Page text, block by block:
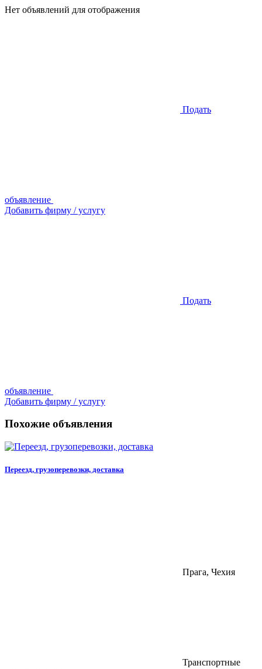
Нет объявлений для отображения
Подать
объявление
Добавить фирму / услугу
Подать
объявление
Добавить фирму / услугу
Похожие объявления
Переезд, грузоперевозки, доставка
Прага, Чехия
Транспортные